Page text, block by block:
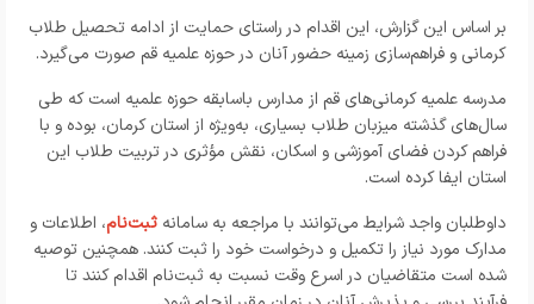
بر اساس این گزارش، این اقدام در راستای حمایت از ادامه تحصیل طلاب
کرمانی و فراهم‌سازی زمینه حضور آنان در حوزه علمیه قم صورت می‌گیرد.
مدرسه علمیه کرمانی‌های قم از مدارس باسابقه حوزه علمیه است که طی
سال‌های گذشته میزبان طلاب بسیاری، به‌ویژه از استان کرمان، بوده و با
فراهم کردن فضای آموزشی و اسکان، نقش مؤثری در تربیت طلاب این
استان ایفا کرده است.
داوطلبان واجد شرایط می‌توانند با مراجعه به سامانه ثبت‌نام، اطلاعات و
مدارک مورد نیاز را تکمیل و درخواست خود را ثبت کنند. همچنین توصیه
شده است متقاضیان در اسرع وقت نسبت به ثبت‌نام اقدام کنند تا